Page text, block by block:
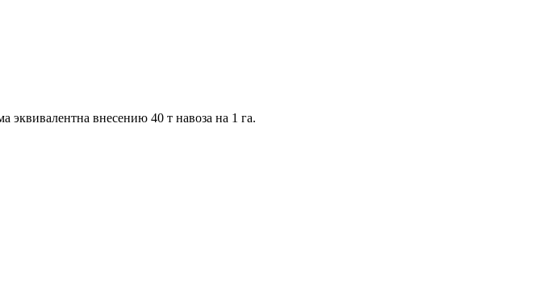
эквивалентна внесению 40 т навоза на 1 га.